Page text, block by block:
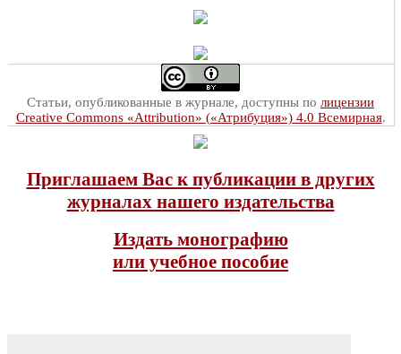
Статьи, опубликованные в журнале, доступны по лицензии
Creative Commons «Attribution» («Атрибуция») 4.0 Всемирная.
Приглашаем Вас к публикации в других
журналах нашего издательства
Издать монографию
или учебное пособие